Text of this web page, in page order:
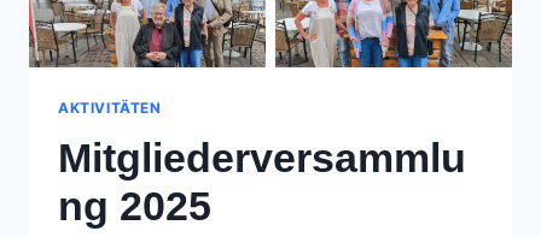
AKTIVITÄTEN
Mitgliederversammlu
ng 2025